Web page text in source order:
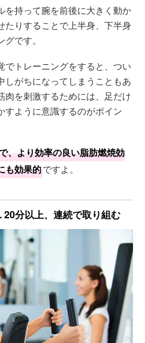
を持って腕を前後に大きく動か
たりすることで上半身、下半身
です。
でトレーニングをすると、つい
しがちになってしまうこともあ
肉を刺激するためには、足だけ
すように意識するのがポイン
、より効率の良い脂肪燃焼効
も効果的ですよ。
分以上、連続で取り組む